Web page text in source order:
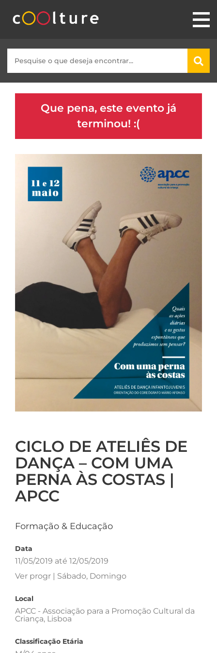
Que pena, este evento já
terminou! :(
CICLO DE ATELIÊS DE
DANÇA – COM UMA
PERNA ÀS COSTAS |
APCC
Formação & Educação
Data
11/05/2019 até 12/05/2019
Ver progr | Sábado, Domingo
Local
APCC - Associação para a Promoção Cultural da
Criança, Lisboa
Classificação Etária